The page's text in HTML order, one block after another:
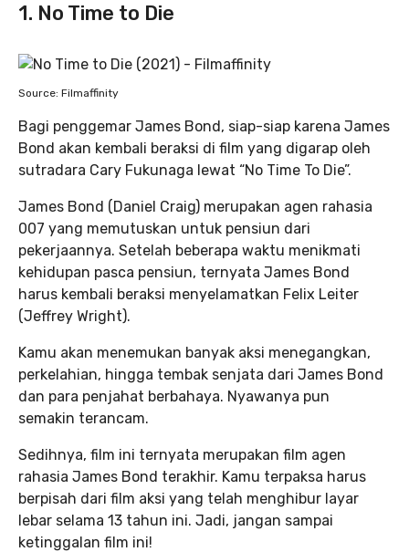
1. No Time to Die
Source: Filmaffinity
Bagi penggemar James Bond, siap-siap karena James
Bond akan kembali beraksi di film yang digarap oleh
sutradara Cary Fukunaga lewat “No Time To Die”.
James Bond (Daniel Craig) merupakan agen rahasia
007 yang memutuskan untuk pensiun dari
pekerjaannya. Setelah beberapa waktu menikmati
kehidupan pasca pensiun, ternyata James Bond
harus kembali beraksi menyelamatkan Felix Leiter
(Jeffrey Wright).
Kamu akan menemukan banyak aksi menegangkan,
perkelahian, hingga tembak senjata dari James Bond
dan para penjahat berbahaya. Nyawanya pun
semakin terancam.
Sedihnya, film ini ternyata merupakan film agen
rahasia James Bond terakhir. Kamu terpaksa harus
berpisah dari film aksi yang telah menghibur layar
lebar selama 13 tahun ini. Jadi, jangan sampai
ketinggalan film ini!